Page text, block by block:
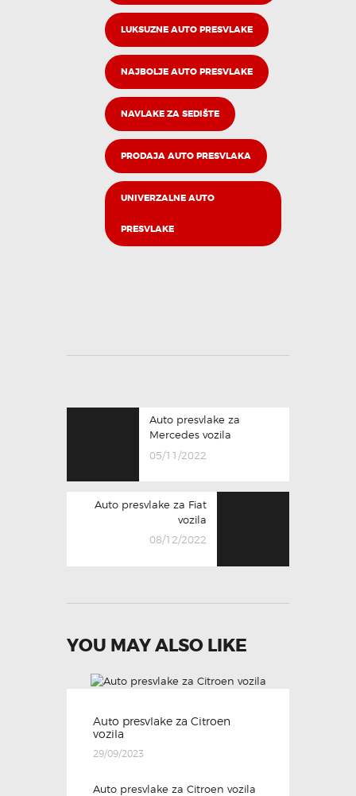
LUKSUZNE AUTO PRESVLAKE
NAJBOLJE AUTO PRESVLAKE
NAVLAKE ZA SEDIŠTE
PRODAJA AUTO PRESVLAKA
UNIVERZALNE AUTO
PRESVLAKE
Auto presvlake za
Mercedes vozila
05/11/2022
Auto presvlake za Fiat
vozila
08/12/2022
YOU MAY ALSO LIKE
Auto presvlake za Citroen
vozila
29/09/2023
Auto presvlake za Citroen vozila